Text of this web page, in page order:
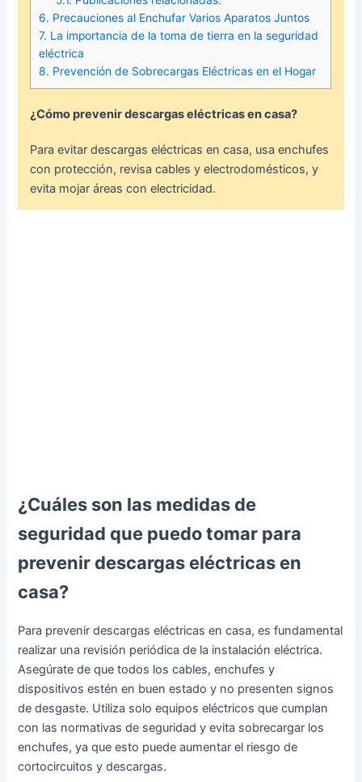
6. Precauciones al Enchufar Varios Aparatos Juntos
7. La importancia de la toma de tierra en la seguridad
eléctrica
8. Prevención de Sobrecargas Eléctricas en el Hogar
¿Cómo prevenir descargas eléctricas en casa?
Para evitar descargas eléctricas en casa, usa enchufes
con protección, revisa cables y electrodomésticos, y
evita mojar áreas con electricidad.
¿Cuáles son las medidas de
seguridad que puedo tomar para
prevenir descargas eléctricas en
casa?
Para prevenir descargas eléctricas en casa, es fundamental
realizar una revisión periódica de la instalación eléctrica.
Asegúrate de que todos los cables, enchufes y
dispositivos estén en buen estado y no presenten signos
de desgaste. Utiliza solo equipos eléctricos que cumplan
con las normativas de seguridad y evita sobrecargar los
enchufes, ya que esto puede aumentar el riesgo de
cortocircuitos y descargas.